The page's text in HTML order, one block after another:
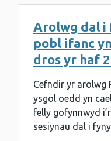
Arolwg dal i
pobl ifanc
dros yr haf
Cefndir yr arolwg
ysgol oedd yn
felly gofynnwyd
sesiynau dal i